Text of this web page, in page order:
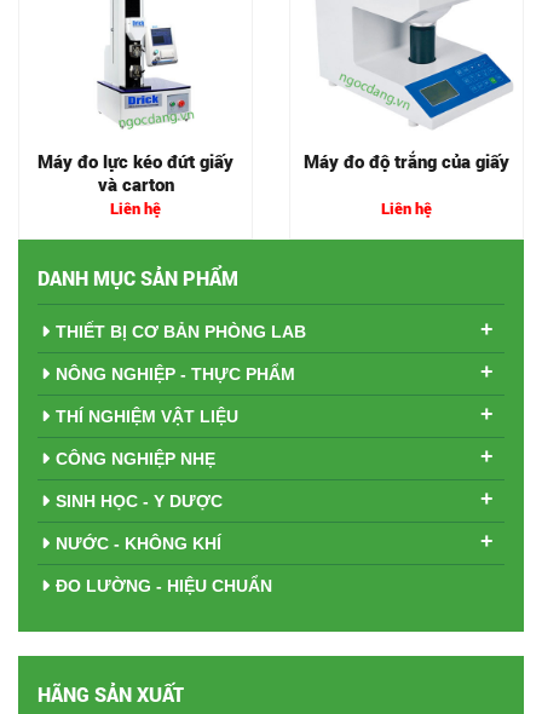
Máy đo lực kéo đứt giấy
và carton
Liên hệ
Máy đo độ trắng của giấy
Liên hệ
DANH MỤC SẢN PHẨM
THIẾT BỊ CƠ BẢN PHÒNG LAB +
NÔNG NGHIỆP - THỰC PHẨM +
THÍ NGHIỆM VẬT LIỆU +
CÔNG NGHIỆP NHẸ +
SINH HỌC - Y DƯỢC +
NƯỚC - KHÔNG KHÍ +
ĐO LƯỜNG - HIỆU CHUẨN
HÃNG SẢN XUẤT